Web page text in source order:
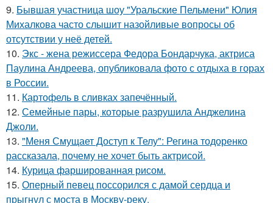
9. Бывшая участница шоу "Уральские Пельмени" Юлия
Михалкова часто слышит назойливые вопросы об
отсутствии у неё детей.
10. Экс - жена режиссера Федора Бондарчука, актриса
Паулина Андреева, опубликовала фото с отдыха в горах
в России.
11. Картофель в сливках запечённый.
12. Семейные пары, которые разрушила Анджелина
Джоли.
13. "Меня Смущает Доступ к Телу": Регина тодоренко
рассказала, почему не хочет быть актрисой.
14. Курица фаршированная рисом.
15. Оперный певец поссорился с дамой сердца и
прыгнул с моста в Москву-реку.